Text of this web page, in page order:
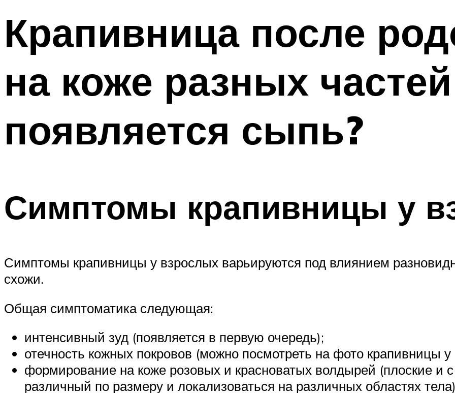
Крапивница после
на коже разных
появляется сыпь?
Симптомы крапивницы у
Симптомы крапивницы у взрослых варьируются под влиянием
схожи.
Общая симптоматика следующая:
интенсивный зуд (появляется в первую очередь);
отечность кожных покровов (можно посмотреть на фото крапивницы у
формирование на коже розовых и красноватых волдырей (плоские и
различный по размеру и локализоваться на различных областях